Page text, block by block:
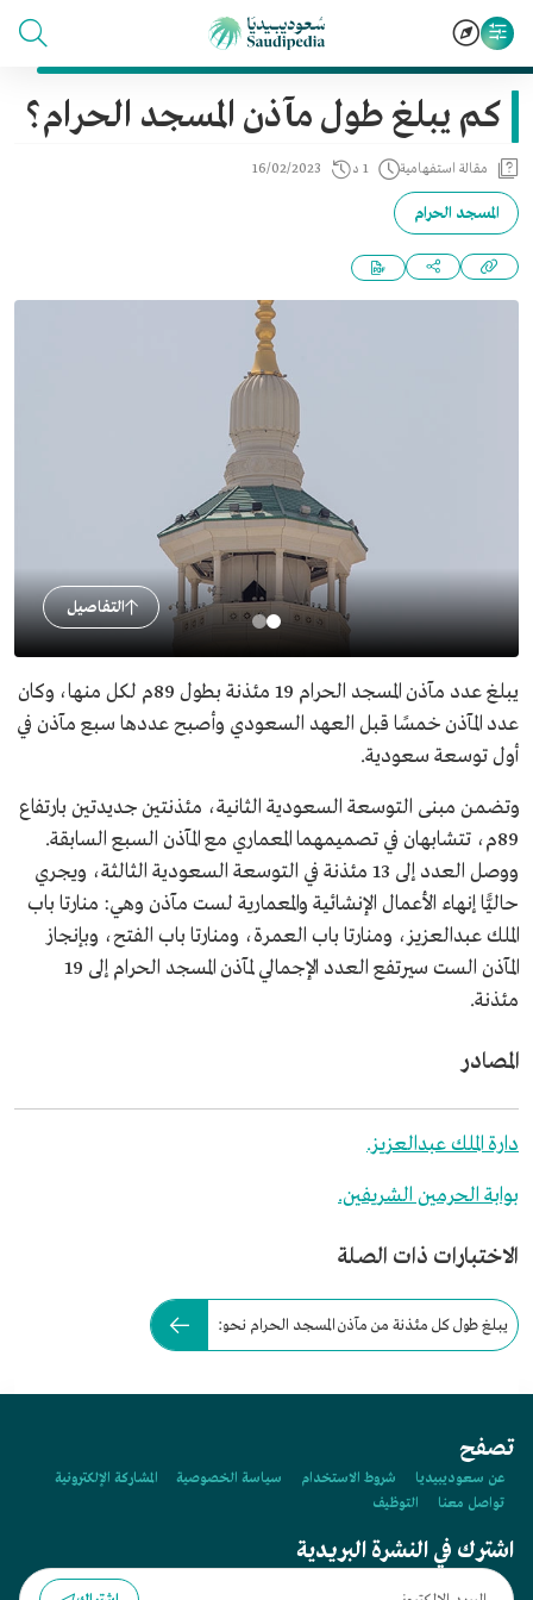
كم يبلغ طول مآذن المسجد الحرام؟
مقالة استفهامية 1 د 16/02/2023
المسجد الحرام
التفاصيل
يبلغ عدد مآذن المسجد الحرام 19 مئذنة بطول 89م لكل منها، وكان
عدد المآذن خمسًا قبل العهد السعودي وأصبح عددها سبع مآذن في
أول توسعة سعودية.
وتضمن مبنى التوسعة السعودية الثانية، مئذنتين جديدتين بارتفاع
89م، تتشابهان في تصميمهما المعماري مع المآذن السبع السابقة.
ووصل العدد إلى 13 مئذنة في التوسعة السعودية الثالثة، ويجري
حاليًّا إنهاء الأعمال الإنشائية والمعمارية لست مآذن وهي: منارتا باب
الملك عبدالعزيز، ومنارتا باب العمرة، ومنارتا باب الفتح، وبإنجاز
المآذن الست سيرتفع العدد الإجمالي لمآذن المسجد الحرام إلى 19
مئذنة.
المصادر
دارة الملك عبدالعزيز.
بوابة الحرمين الشريفين.
الاختبارات ذات الصلة
يبلغ طول كل مئذنة من مآذن المسجد الحرام نحو:
تصفح
عن سعوديبيديا شروط الاستخدام سياسة الخصوصية
المشاركة الإلكترونية
تواصل معنا
التوظيف
اشترك في النشرة البريدية